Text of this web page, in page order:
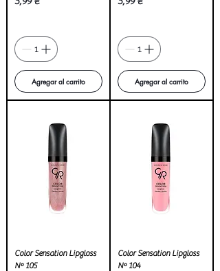
Agregar al carrito Agregar al carrito
Color Sensation Lipgloss
Nº 105
Color Sensation Lipgloss
Nº 104